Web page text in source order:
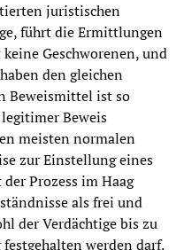
juristischen
führt die Ermittlungen
Geschworenen, und
den gleichen
Beweismittel ist so
Beweis
meisten normalen
zur Einstellung eines
Prozess im Haag
als frei und
der Verdächtige bis zu
werden darf.